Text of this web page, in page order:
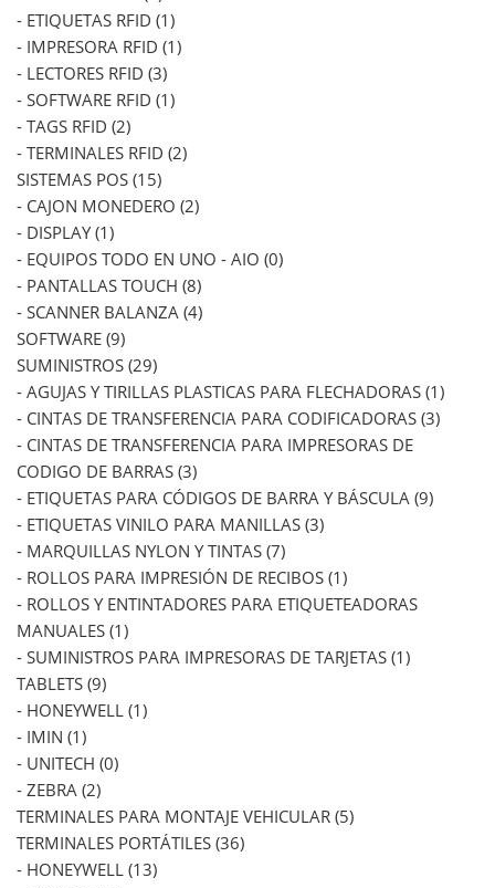
- ETIQUETAS RFID (1)
- IMPRESORA RFID (1)
- LECTORES RFID (3)
- SOFTWARE RFID (1)
- TAGS RFID (2)
- TERMINALES RFID (2)
SISTEMAS POS (15)
- CAJON MONEDERO (2)
- DISPLAY (1)
- EQUIPOS TODO EN UNO - AIO (0)
- PANTALLAS TOUCH (8)
- SCANNER BALANZA (4)
SOFTWARE (9)
SUMINISTROS (29)
- AGUJAS Y TIRILLAS PLASTICAS PARA FLECHADORAS (1)
- CINTAS DE TRANSFERENCIA PARA CODIFICADORAS (3)
- CINTAS DE TRANSFERENCIA PARA IMPRESORAS DE
CODIGO DE BARRAS (3)
- ETIQUETAS PARA CÓDIGOS DE BARRA Y BÁSCULA (9)
- ETIQUETAS VINILO PARA MANILLAS (3)
- MARQUILLAS NYLON Y TINTAS (7)
- ROLLOS PARA IMPRESIÓN DE RECIBOS (1)
- ROLLOS Y ENTINTADORES PARA ETIQUETEADORAS
MANUALES (1)
- SUMINISTROS PARA IMPRESORAS DE TARJETAS (1)
TABLETS (9)
- HONEYWELL (1)
- IMIN (1)
- UNITECH (0)
- ZEBRA (2)
TERMINALES PARA MONTAJE VEHICULAR (5)
TERMINALES PORTÁTILES (36)
- HONEYWELL (13)